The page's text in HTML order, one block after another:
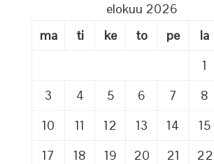
elokuu 2026
ma
ti ke to pe la
1
3
4 5 6 7 8
10
11 12 13 14 15
17
18 19 20 21 22